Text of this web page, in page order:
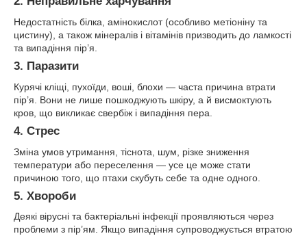
Недостатність білка, амінокислот (особливо метіоніну та
цистину), а також мінералів і вітамінів призводить до ламкості
та випадіння пір’я.
3. Паразити
Курячі кліщі, пухоїди, воші, блохи — часта причина втрати
пір’я. Вони не лише пошкоджують шкіру, а й висмоктують
кров, що викликає свербіж і випадіння пера.
4. Стрес
Зміна умов утримання, тіснота, шум, різке зниження
температури або переселення — усе це може стати
причиною того, що птахи скубуть себе та одне одного.
5. Хвороби
Деякі вірусні та бактеріальні інфекції проявляються через
проблеми з пір’ям. Якщо випадіння супроводжується втратою